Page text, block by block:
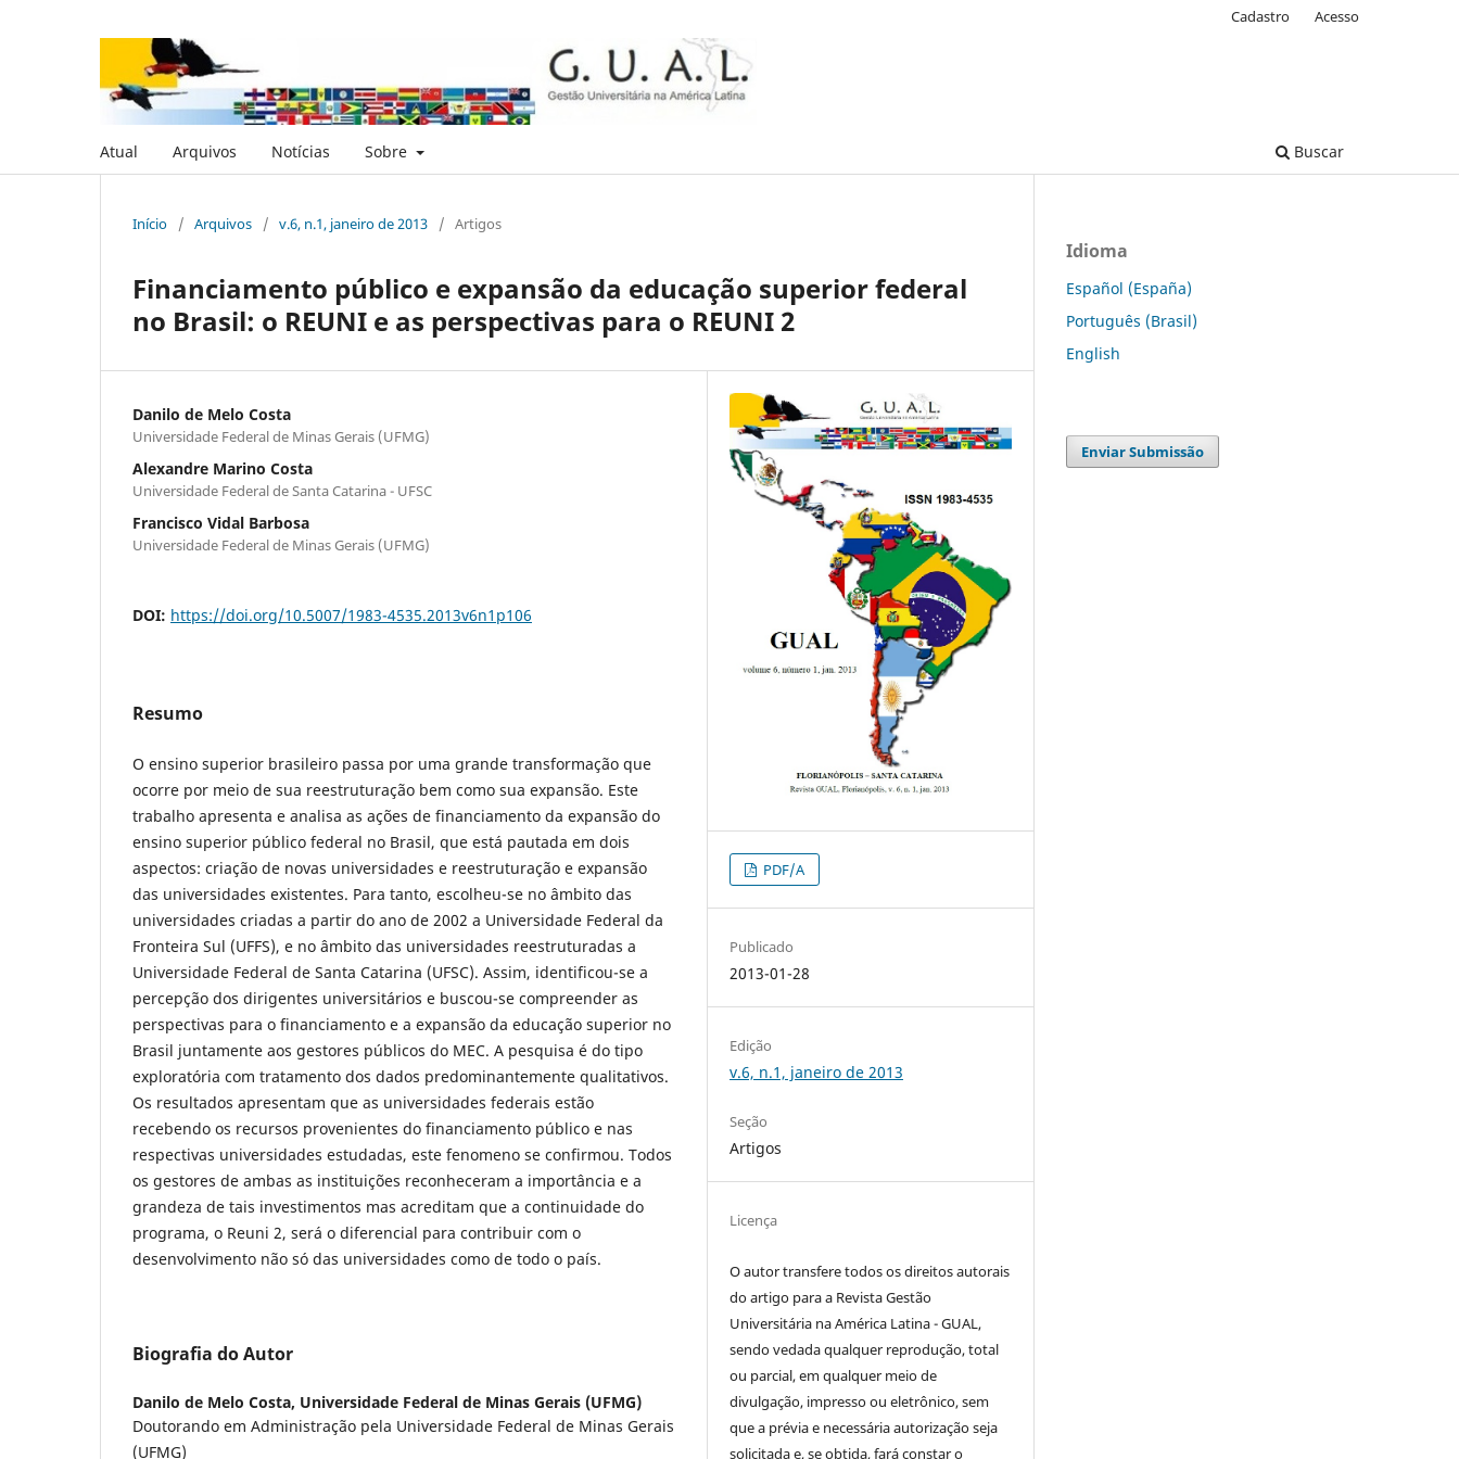
Atual Arquivos Notícias Sobre Buscar
Cadastro Acesso
Início / Arquivos / v.6, n.1, janeiro de 2013 / Artigos
Financiamento público e expansão da educação superior federal
no Brasil: o REUNI e as perspectivas para o REUNI 2
Danilo de Melo Costa
Universidade Federal de Minas Gerais (UFMG)
Alexandre Marino Costa
Universidade Federal de Santa Catarina - UFSC
Francisco Vidal Barbosa
Universidade Federal de Minas Gerais (UFMG)
DOI: https://doi.org/10.5007/1983-4535.2013v6n1p106
Resumo
O ensino superior brasileiro passa por uma grande transformação que
ocorre por meio de sua reestruturação bem como sua expansão. Este
trabalho apresenta e analisa as ações de financiamento da expansão do
ensino superior público federal no Brasil, que está pautada em dois
aspectos: criação de novas universidades e reestruturação e expansão
das universidades existentes. Para tanto, escolheu-se no âmbito das
universidades criadas a partir do ano de 2002 a Universidade Federal da
Fronteira Sul (UFFS), e no âmbito das universidades reestruturadas a
Universidade Federal de Santa Catarina (UFSC). Assim, identificou-se a
percepção dos dirigentes universitários e buscou-se compreender as
perspectivas para o financiamento e a expansão da educação superior no
Brasil juntamente aos gestores públicos do MEC. A pesquisa é do tipo
exploratória com tratamento dos dados predominantemente qualitativos.
Os resultados apresentam que as universidades federais estão
recebendo os recursos provenientes do financiamento público e nas
respectivas universidades estudadas, este fenomeno se confirmou. Todos
os gestores de ambas as instituições reconheceram a importância e a
grandeza de tais investimentos mas acreditam que a continuidade do
programa, o Reuni 2, será o diferencial para contribuir com o
desenvolvimento não só das universidades como de todo o país.
Biografia do Autor
Danilo de Melo Costa, Universidade Federal de Minas Gerais (UFMG)
Doutorando em Administração pela Universidade Federal de Minas Gerais
(UFMG)
PDF/A
Publicado
2013-01-28
Edição
v.6, n.1, janeiro de 2013
Seção
Artigos
Licença
O autor transfere todos os direitos autorais
do artigo para a Revista Gestão
Universitária na América Latina - GUAL,
sendo vedada qualquer reprodução, total
ou parcial, em qualquer meio de
divulgação, impresso ou eletrônico, sem
que a prévia e necessária autorização seja
solicitada e, se obtida, fará constar o
Idioma
Español (España)
Português (Brasil)
English
Enviar Submissão